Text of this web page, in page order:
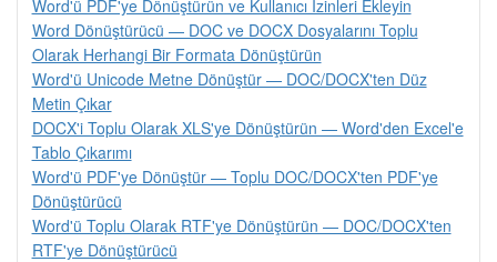
Word'ü PDF'ye Dönüştürün ve Kullanıcı İzinleri Ekleyin
Word Dönüştürücü — DOC ve DOCX Dosyalarını Toplu
Olarak Herhangi Bir Formata Dönüştürün
Word'ü Unicode Metne Dönüştür — DOC/DOCX'ten Düz
Metin Çıkar
DOCX'i Toplu Olarak XLS'ye Dönüştürün — Word'den Excel'e
Tablo Çıkarımı
Word'ü PDF'ye Dönüştür — Toplu DOC/DOCX'ten PDF'ye
Dönüştürücü
Word'ü Toplu Olarak RTF'ye Dönüştürün — DOC/DOCX'ten
RTF'ye Dönüştürücü